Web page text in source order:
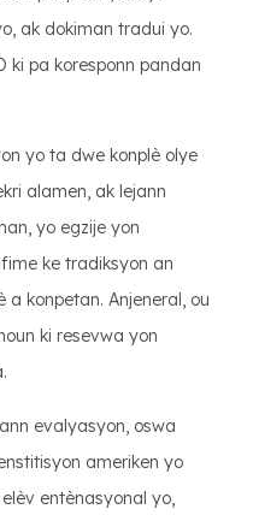
ak dokiman tradui yo.
ki pa koresponn pandan
yo ta dwe konplè olye
alamen, ak lejann
yo egzije yon
ke tradiksyon an
a konpetan. Anjeneral, ou
ki resevwa yon
evalyasyon, oswa
ameriken yo
entènasyonal yo,